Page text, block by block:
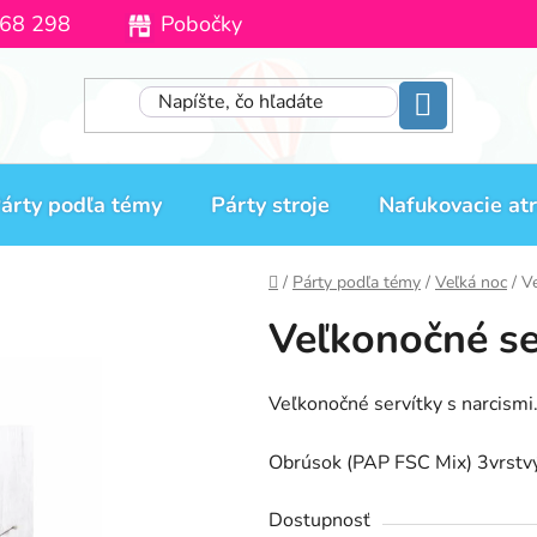
298 Pobočky
podľa témy Párty stroje Nafukovacie
Domov
/ Párty podľa témy / Veľká noc /
Veľkonočné
Veľkonočné servítky s narcismi.
Obrúsok (PAP FSC Mix)
Dostupnosť